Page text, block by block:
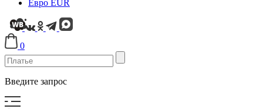
Евро EUR
0
Введите запрос